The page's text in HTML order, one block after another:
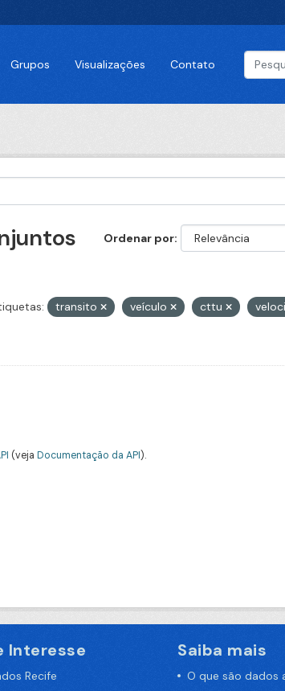
Grupos Visualizações Contato
Ordenar por
transito veículo cttu
(veja Documentação da API).
Interesse
Recife
Saiba mais
O que são dados